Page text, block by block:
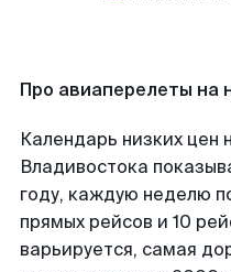
Про авиаперелеты на
Календарь низких цен
Владивостока
году, каждую неделю
прямых рейсов и 10
варьируется, самая